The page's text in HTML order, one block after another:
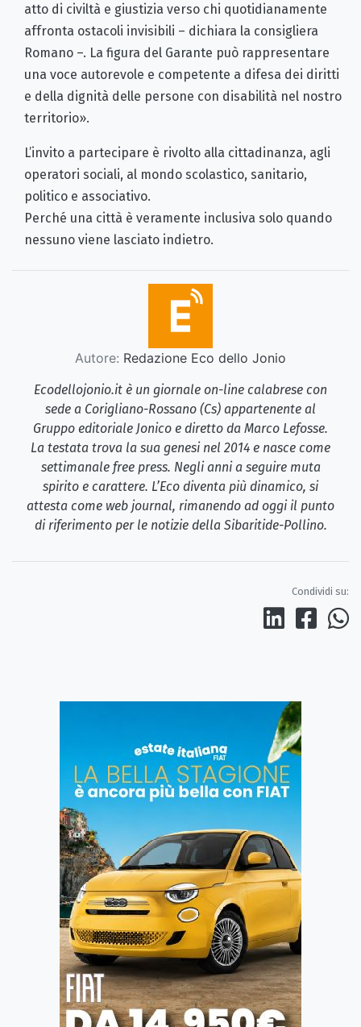
atto di civiltà e giustizia verso chi quotidianamente
affronta ostacoli invisibili – dichiara la consigliera
Romano –. La figura del Garante può rappresentare
una voce autorevole e competente a difesa dei diritti
e della dignità delle persone con disabilità nel nostro
territorio».
L’invito a partecipare è rivolto alla cittadinanza, agli
operatori sociali, al mondo scolastico, sanitario,
politico e associativo.
Perché una città è veramente inclusiva solo quando
nessuno viene lasciato indietro.
Autore: Redazione Eco dello Jonio
Ecodellojonio.it è un giornale on-line calabrese con
sede a Corigliano-Rossano (Cs) appartenente al
Gruppo editoriale Jonico e diretto da Marco Lefosse.
La testata trova la sua genesi nel 2014 e nasce come
settimanale free press. Negli anni a seguire muta
spirito e carattere. L’Eco diventa più dinamico, si
attesta come web journal, rimanendo ad oggi il punto
di riferimento per le notizie della Sibaritide-Pollino.
Condividi su: